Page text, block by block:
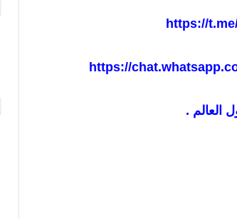
https://
https://
العالم .